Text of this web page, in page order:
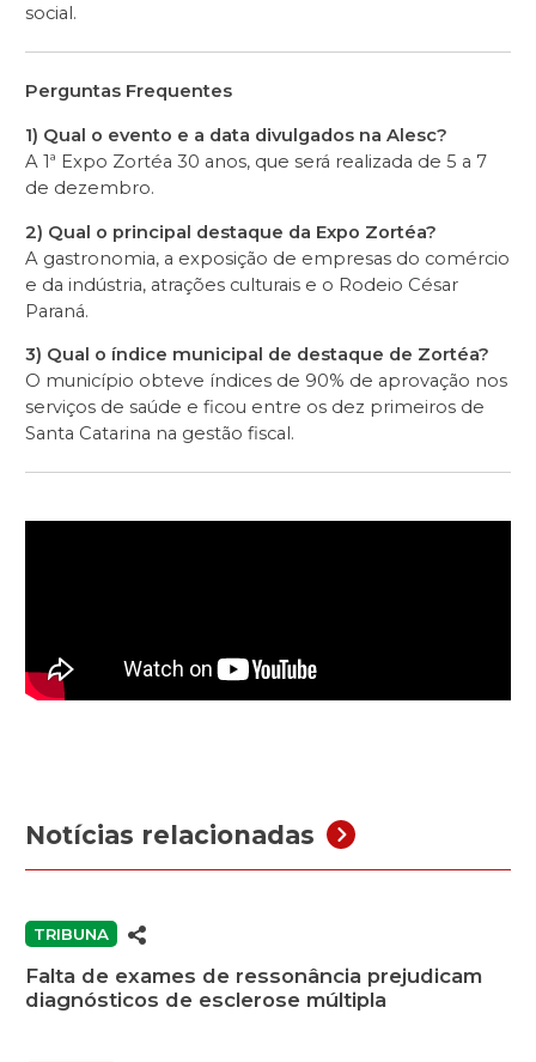
social.
Perguntas Frequentes
1) Qual o evento e a data divulgados na Alesc?
A 1ª Expo Zortéa 30 anos, que será realizada de 5 a 7
de dezembro.
2) Qual o principal destaque da Expo Zortéa?
A gastronomia, a exposição de empresas do comércio
e da indústria, atrações culturais e o Rodeio César
Paraná.
3) Qual o índice municipal de destaque de Zortéa?
O município obteve índices de 90% de aprovação nos
serviços de saúde e ficou entre os dez primeiros de
Santa Catarina na gestão fiscal.
Notícias relacionadas
TRIBUNA
Falta de exames de ressonância prejudicam
diagnósticos de esclerose múltipla